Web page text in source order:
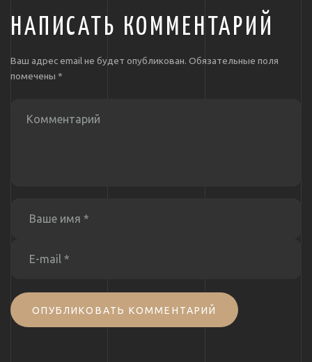
НАПИСАТЬ КОММЕНТАРИЙ
Ваш адрес email не будет опубликован. Обязательные поля
помечены *
ОПУБЛИКОВАТЬ КОММЕНТАРИЙ